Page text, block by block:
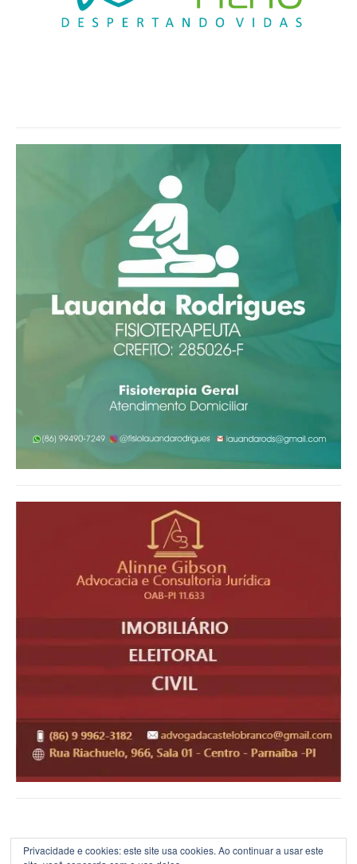
Privacidade e cookies: este site usa cookies. Ao continuar a usar este